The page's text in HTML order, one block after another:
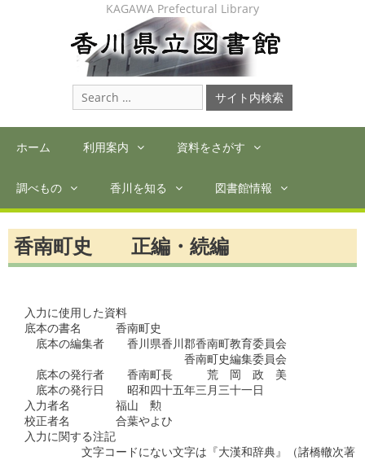
KAGAWA Prefectural Library
Search
for:
ホーム 利用案内 資料をさがす
調べもの 香川を知る 図書館情報
香南町史 正編・続編
入力に使用した資料
底本の書名　　　香南町史
底本の編集者　　香川県香川郡香南町教育委員会
香南町史編集委員会
底本の発行者　　香南町長　　　荒　岡　政　美
底本の発行日　　昭和四十五年三月三十一日
入力者名　　　　福山　勲
校正者名　　　　合葉やよひ
入力に関する注記
文字コードにない文字は『大漢和辞典』（諸橋轍次著　